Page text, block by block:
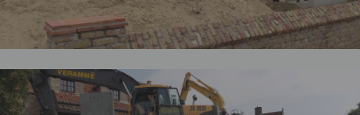
bezochte website.